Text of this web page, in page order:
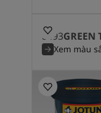
8493GREEN
Xem màu